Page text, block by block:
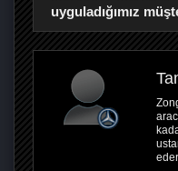
uyguladığımız